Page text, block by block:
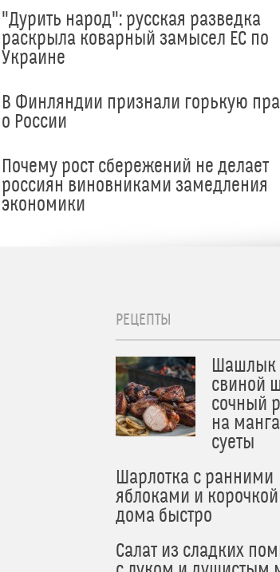
"Дурить народ": русская разведка
раскрыла коварный замысел ЕС по
Украине
В Финляндии признали горькую
о России
Почему рост сбережений не делает
россиян виновниками замедления
экономики
РЕЦЕПТЫ
Шашлык
свиной
сочный
на
суеты
Шарлотка с ранними
яблоками и
дома быстро
Салат из сладких